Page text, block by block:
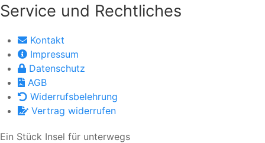
Service und Rechtliches
Kontakt
Impressum
Datenschutz
AGB
Widerrufsbelehrung
Vertrag widerrufen
Ein Stück Insel für unterwegs